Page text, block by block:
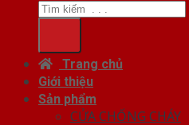
Trang chủ
Giới thiệu
Sản phẩm
CỬA CHỐNG CHÁY